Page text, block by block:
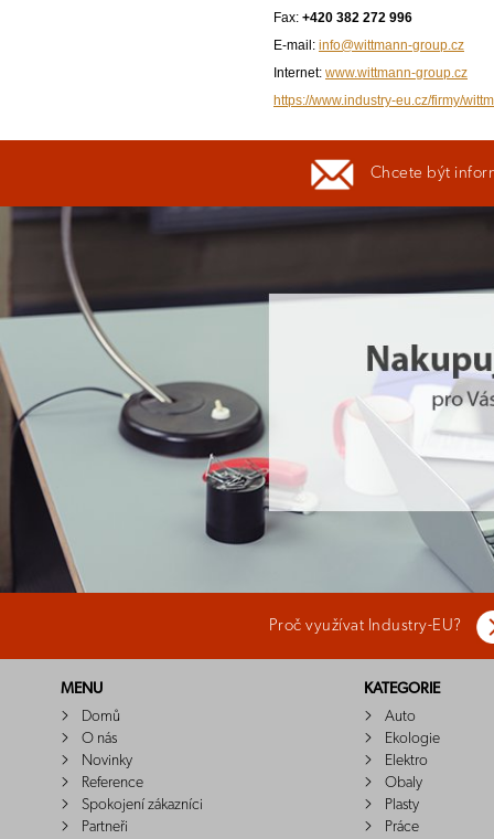
Fax: +420 382 272 996
E-mail: info@wittmann-group.cz
Internet: www.wittmann-group.cz
https://www.industry-eu.cz/firmy/
Chcete být
Proč využívat Industry-EU?
MENU
Domů
O nás
Novinky
Reference
Spokojení zákazníci
Partneři
KATEGORIE
Auto
Ekologie
Elektro
Obaly
Plasty
Práce